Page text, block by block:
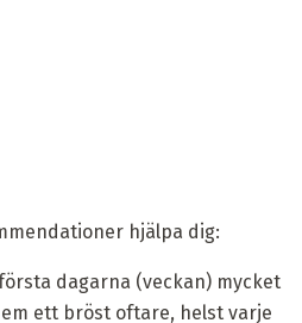
hjälpa dig:
dagarna (veckan) mycket
ett bröst oftare, helst varje